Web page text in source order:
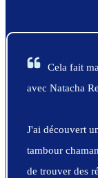
Cela fait
avec Natacha
J'ai découvert
tambour
de trouver des